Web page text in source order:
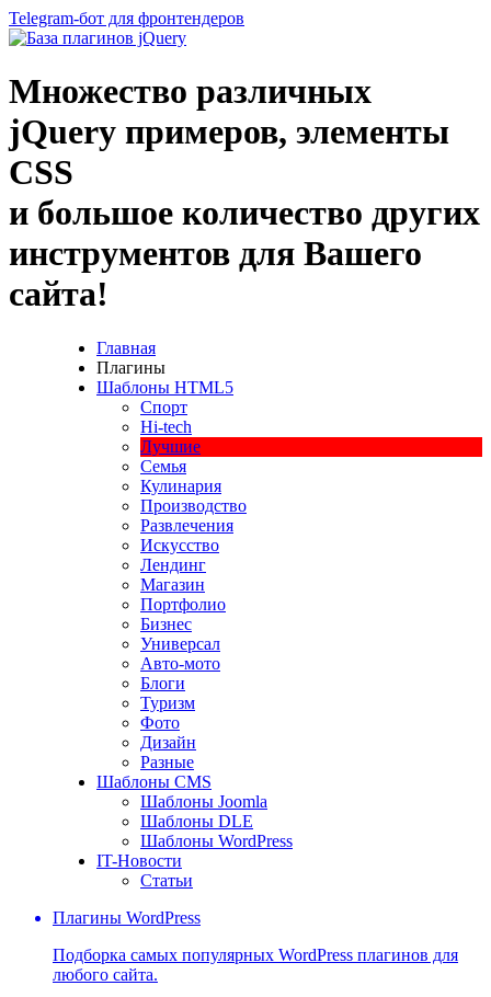
Telegram-бот для фронтендеров
Множество различных
jQuery примеров, элементы
CSS
и большое количество других
инструментов для Вашего
сайта!
Главная
Плагины
Шаблоны HTML5
Спорт
Hi-tech
Лучшие
Семья
Кулинария
Производство
Развлечения
Искусство
Лендинг
Магазин
Портфолио
Бизнес
Универсал
Авто-мото
Блоги
Туризм
Фото
Дизайн
Разные
Шаблоны CMS
Шаблоны Joomla
Шаблоны DLE
Шаблоны WordPress
IT-Новости
Статьи
Плагины WordPress
Подборка самых популярных WordPress плагинов для
любого сайта.